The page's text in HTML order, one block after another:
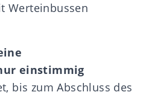
Werteinbussen
einstimmig
bis zum Abschluss des